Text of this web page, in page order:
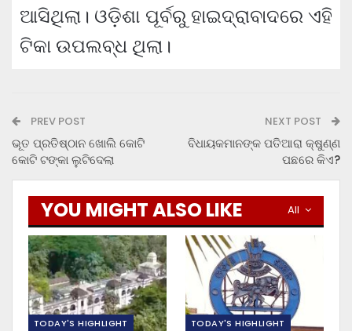
ଆସିଥିଲା। ଓଡ଼ିଶା ପୂର୍ବରୁ ହାଇଦ୍ରାବାଦରେ ଏହି
ଟିକା ଉପଲବ୍ଧ ଥିଲା।
PREV POST
ଭୂତ ପ୍ରତିଷ୍ଠାନ ଖୋଲି କୋଟି
କୋଟି ଟଙ୍କା ଲୁଟିଦେଲା
NEXT POST
ବିଧାୟକମାନଙ୍କ ପତିଆରା କ୍ଷୁଣ୍ଣ
ପଛରେ କିଏ?
All
YOU MIGHT ALSO LIKE
TODAY'S HIGHLIGHT TODAY'S HIGHLIGHT